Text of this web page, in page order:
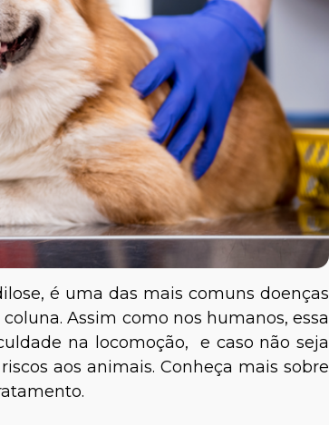
é uma das mais comuns doenças
Assim como nos humanos, essa
na locomoção, e caso não seja
aos animais. Conheça mais sobre